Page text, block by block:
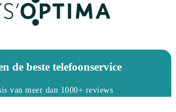
de beste telefoonservice
van meer dan 1000+ reviews